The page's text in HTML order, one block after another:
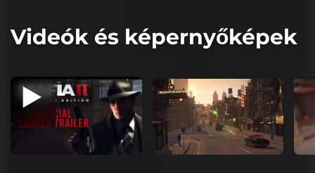
Videók és képernyőképek